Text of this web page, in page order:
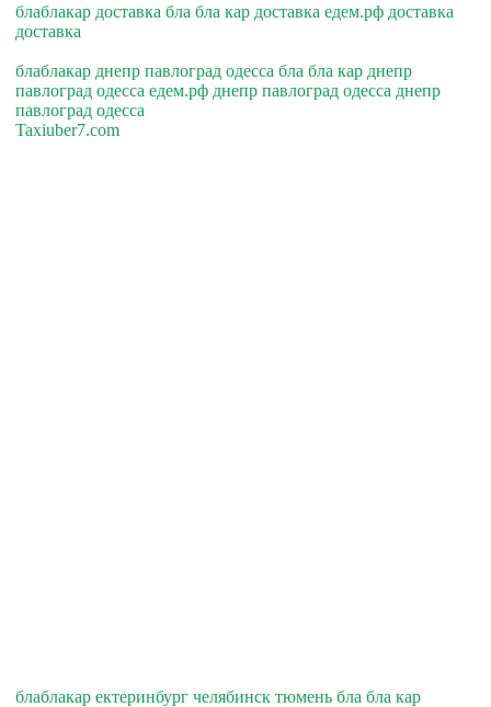
блаблакар доставка бла бла кар доставка едем.рф доставка
доставка
блаблакар днепр павлоград одесса бла бла кар днепр
павлоград одесса едем.рф днепр павлоград одесса днепр
павлоград одесса
Taxiuber7.com
блаблакар ектеринбург челябинск тюмень бла бла кар